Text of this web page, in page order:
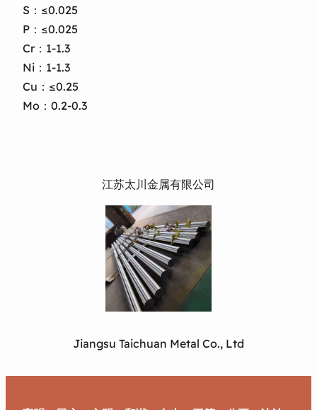
S：≤0.025
P：≤0.025
Cr：1-1.3
Ni：1-1.3
Cu：≤0.25
Mo：0.2-0.3
江苏太川金属有限公司
Jiangsu Taichuan Metal Co., Ltd